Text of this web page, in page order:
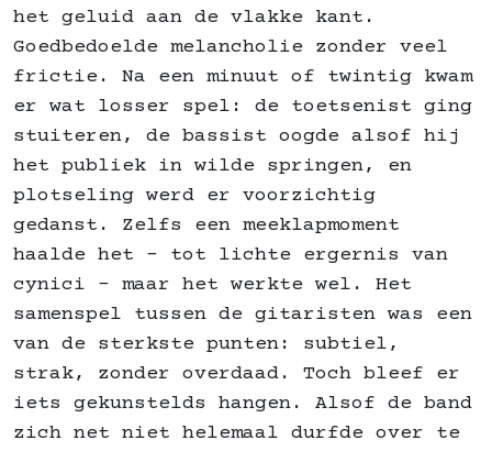
het geluid aan de vlakke kant.
Goedbedoelde melancholie zonder veel
frictie. Na een minuut of twintig kwam
er wat losser spel: de toetsenist ging
stuiteren, de bassist oogde alsof hij
het publiek in wilde springen, en
plotseling werd er voorzichtig
gedanst. Zelfs een meeklapmoment
haalde het – tot lichte ergernis van
cynici – maar het werkte wel. Het
samenspel tussen de gitaristen was een
van de sterkste punten: subtiel,
strak, zonder overdaad. Toch bleef er
iets gekunstelds hangen. Alsof de band
zich net niet helemaal durfde over te